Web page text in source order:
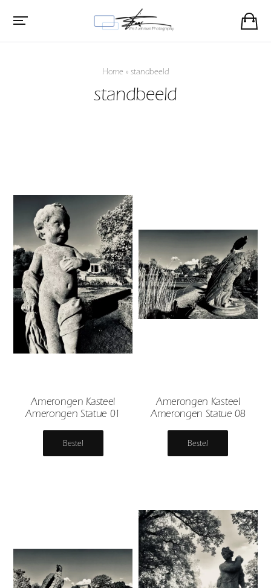
Home » standbeeld
standbeeld
Amerongen Kasteel
Amerongen Statue 01
Bestel
Amerongen Kasteel
Amerongen Statue 08
Bestel